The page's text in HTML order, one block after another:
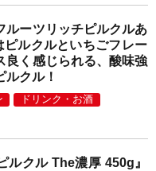
ルーツリッチピルクルあ
ピルクルといちごフレー
良く感じられる、酸味強
ルクル！
ドリンク・お酒
ルクル The濃厚 450g』